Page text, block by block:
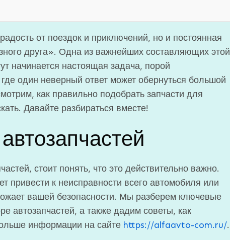
от поездок и приключений, но и постоянная
друга». Одна из важнейших составляющих этой
начинается настоящая задача, порой
один неверный ответ может обернуться большой
как правильно подобрать запчасти для
Давайте разбираться вместе!
стоит понять, что это действительно важно.
привести к неисправности всего автомобиля или
вашей безопасности. Мы разберем ключевые
автозапчастей, а также дадим советы, как
информации на сайте https://alfaavto-com.ru/.